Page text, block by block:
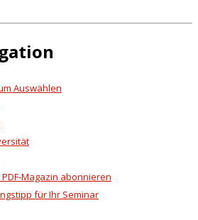
Auswählen
Magazin abonnieren
für Ihr Seminar